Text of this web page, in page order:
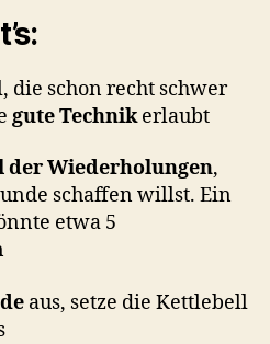
die schon recht schwer
gute Technikerlaubt
der Wiederholungen,
schaffen willst. Ein
etwa 5
aus, setze die Kettlebell